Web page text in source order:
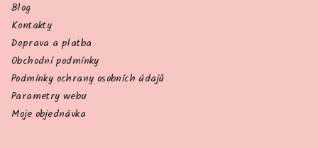
Blog
Kontakty
Doprava a platba
Obchodní podmínky
Podmínky ochrany osobních údajů
Parametry webu
Moje objednávka